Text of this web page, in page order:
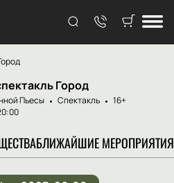
Город
Пьесы Спектакль
16+
БЛИЖАЙШИЕ МЕРОПРИЯТИЯ